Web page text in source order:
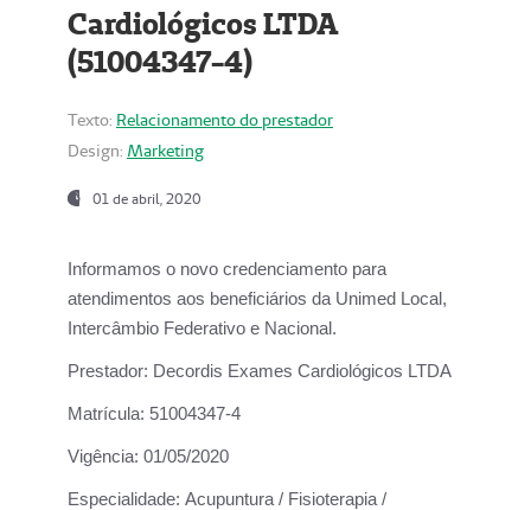
Cardiológicos LTDA
(51004347-4)
Texto: Relacionamento do prestador
Design: Marketing
01 de abril, 2020
Informamos o novo credenciamento para
atendimentos aos beneficiários da Unimed Local,
Intercâmbio Federativo e Nacional.
Prestador: Decordis Exames Cardiológicos LTDA
Matrícula: 51004347-4
Vigência: 01/05/2020
Especialidade: Acupuntura / Fisioterapia /